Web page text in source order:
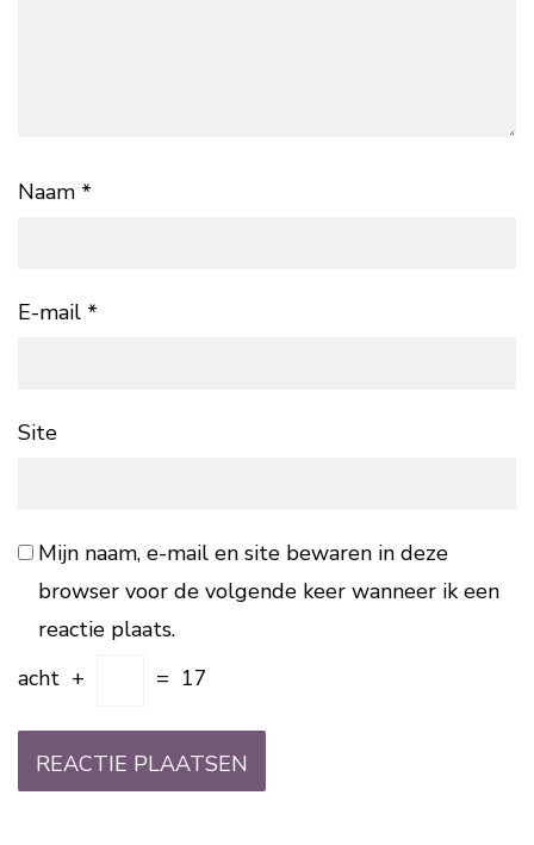
Naam *
E-mail *
Site
Mijn naam, e-mail en site bewaren in deze
browser voor de volgende keer wanneer ik een
reactie plaats.
acht + = 17